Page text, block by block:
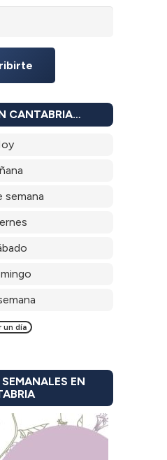
CANTABRIA…
semana
un día
EN